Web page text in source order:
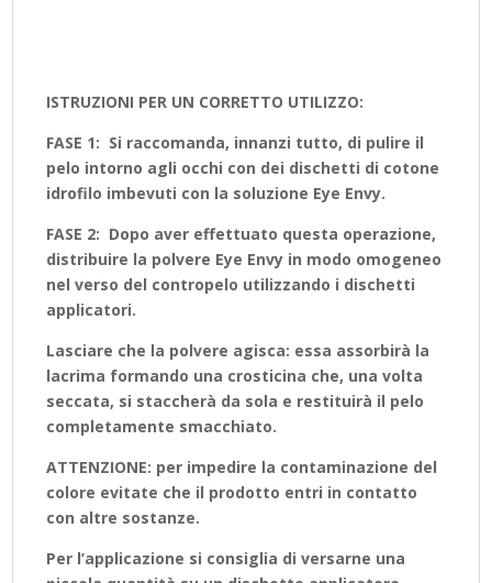
ISTRUZIONI PER UN CORRETTO UTILIZZO:
FASE 1: Si raccomanda, innanzi tutto, di pulire il
pelo intorno agli occhi con dei dischetti di cotone
idrofilo imbevuti con la soluzione Eye Envy.
FASE 2: Dopo aver effettuato questa operazione,
distribuire la polvere Eye Envy in modo omogeneo
nel verso del contropelo utilizzando i dischetti
applicatori.
Lasciare che la polvere agisca: essa assorbirà la
lacrima formando una crosticina che, una volta
seccata, si staccherà da sola e restituirà il pelo
completamente smacchiato.
ATTENZIONE: per impedire la contaminazione del
colore evitate che il prodotto entri in contatto
con altre sostanze.
Per l’applicazione si consiglia di versarne una